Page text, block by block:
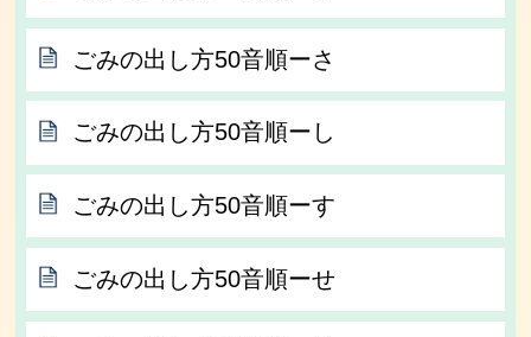
ごみの出し方50音順ーさ
ごみの出し方50音順ーし
ごみの出し方50音順ーす
ごみの出し方50音順ーせ